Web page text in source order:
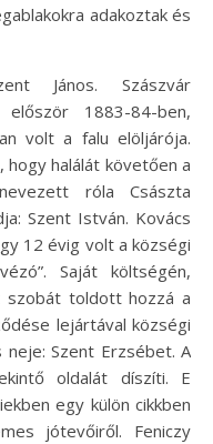
adakoztak és
János. Szászvár
1883-84-ben,
volt a falu elöljárója.
halálát követően a
róla Császta
Szent István. Kovács
12 évig volt a községi
Saját költségén,
toldott hozzá a
lejártával községi
neje: Szent Erzsébet. A
oldalát díszíti. E
egy külön cikkben
jótevőiről. Feniczy